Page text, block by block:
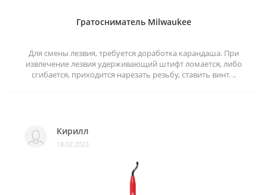
Гратосниматель Milwaukee
Для смены лезвия, требуется доработка карандаша. При
извлечение лезвия удерживающий штифт ломается, либо
сгибается, приходится нарезать резьбу, ставить винт. ..
Кирилл
18.02.2023